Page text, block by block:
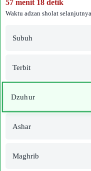
57 menit 18 detik
Waktu adzan sholat
Subuh
Terbit
Dzuhur
Ashar
Maghrib